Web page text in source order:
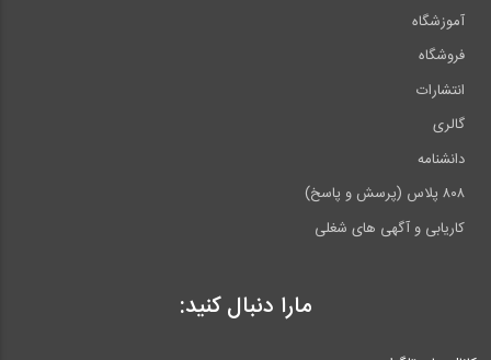
آموزشگاه
فروشگاه
انتشارات
گالری
دانشنامه
۸۰۸ پلاس (پرسش و پاسخ)
کاریابی و آگهی های شغلی
مارا دنبال کنید: